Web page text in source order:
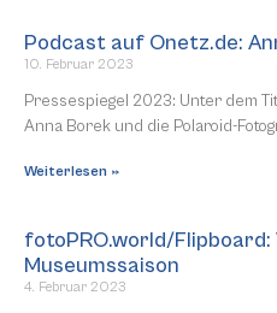
Podcast auf Onetz.de:
10. Februar 2023
Pressespiegel 2023: Unter dem
Anna Borek und die Polaroid-
Weiterlesen »
fotoPRO.world/Flipboard:
Museumssaison
4. Februar 2023